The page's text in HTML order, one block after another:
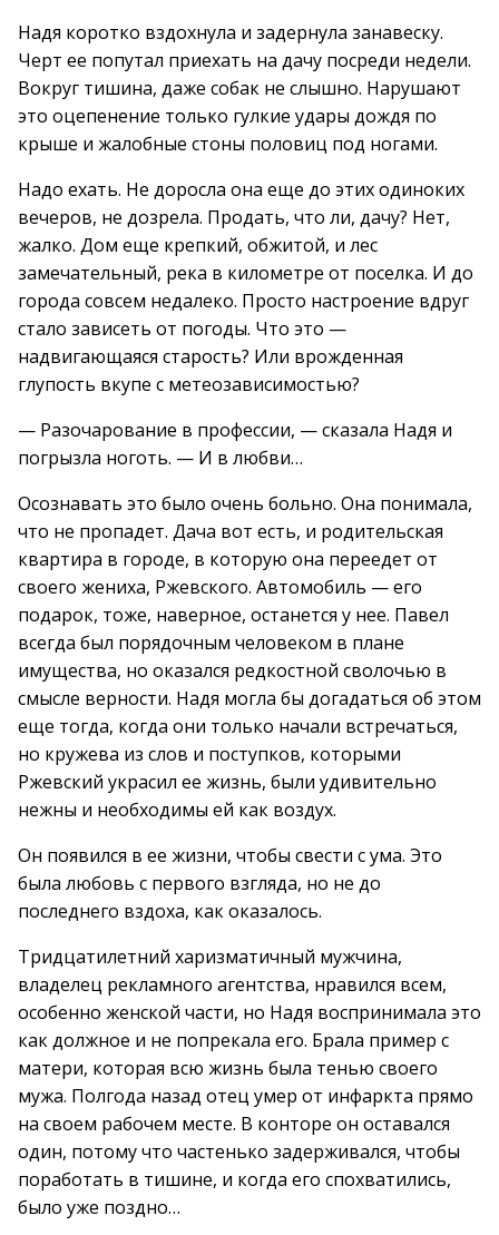
Надя коротко вздохнула и задернула занавеску.
Черт ее попутал приехать на дачу посреди недели.
Вокруг тишина, даже собак не слышно. Нарушают
это оцепенение только гулкие удары дождя по
крыше и жалобные стоны половиц под ногами.
Надо ехать. Не доросла она еще до этих одиноких
вечеров, не дозрела. Продать, что ли, дачу? Нет,
жалко. Дом еще крепкий, обжитой, и лес
замечательный, река в километре от поселка. И до
города совсем недалеко. Просто настроение вдруг
стало зависеть от погоды. Что это —
надвигающаяся старость? Или врожденная
глупость вкупе с метеозависимостью?
— Разочарование в профессии, — сказала Надя и
погрызла ноготь. — И в любви…
Осознавать это было очень больно. Она понимала,
что не пропадет. Дача вот есть, и родительская
квартира в городе, в которую она переедет от
своего жениха, Ржевского. Автомобиль — его
подарок, тоже, наверное, останется у нее. Павел
всегда был порядочным человеком в плане
имущества, но оказался редкостной сволочью в
смысле верности. Надя могла бы догадаться об этом
еще тогда, когда они только начали встречаться,
но кружева из слов и поступков, которыми
Ржевский украсил ее жизнь, были удивительно
нежны и необходимы ей как воздух.
Он появился в ее жизни, чтобы свести с ума. Это
была любовь с первого взгляда, но не до
последнего вздоха, как оказалось.
Тридцатилетний харизматичный мужчина,
владелец рекламного агентства, нравился всем,
особенно женской части, но Надя воспринимала это
как должное и не попрекала его. Брала пример с
матери, которая всю жизнь была тенью своего
мужа. Полгода назад отец умер от инфаркта прямо
на своем рабочем месте. В конторе он оставался
один, потому что частенько задерживался, чтобы
поработать в тишине, и когда его спохватились,
было уже поздно…